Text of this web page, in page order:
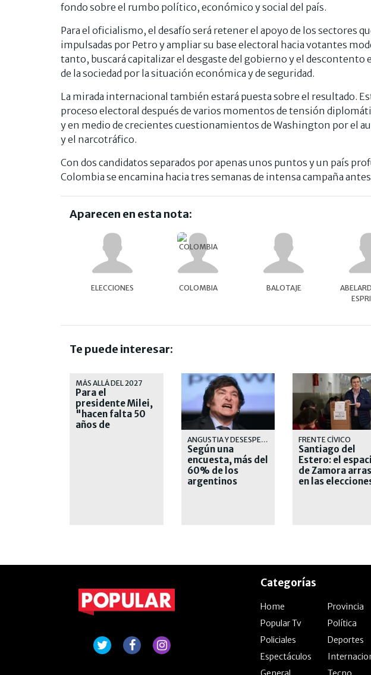
fondo sobre el rumbo político, económico y social del país.
Para el oficialismo, el desafío será retener el apoyo de los sectores
impulsadas por Petro y ampliar su base electoral hacia votantes
tanto, buscará capitalizar el desgaste del gobierno y el descontento
de la sociedad por la situación económica y de seguridad.
La mirada internacional también estará puesta sobre el resultado.
proceso electoral después de varios momentos de tensión
y en medio de crecientes cuestionamientos de Washington por el
y el narcotráfico.
Con dos candidatos separados por apenas unos puntos y un país
Colombia se encamina hacia tres semanas de intensa campaña
Aparecen en esta nota:
ELECCIONES COLOMBIA BALOTAJE
Te puede interesar:
MÁS ALLÁ DEL 2027
Para el
presidente Milei,
"hacen falta 50
años de
ANGUSTIA Y DESESPERANZA
Según una
encuesta, más del
60% de los
argentinos
FRENTE CÍVICO
Santiago del
Estero: el
de Zamora
en las
Categorías
Home
Provincia
Popular Tv
Política
Policiales
Deportes
Espectáculos